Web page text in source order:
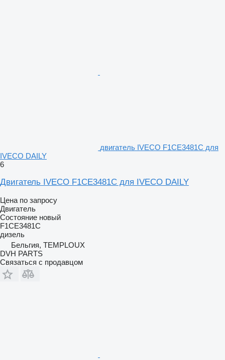
двигатель IVECO F1CE3481C для
IVECO DAILY
6
Двигатель IVECO F1CE3481C для IVECO DAILY
Цена по запросу
Двигатель
Состояние новый
F1CE3481C
дизель
Бельгия, TEMPLOUX
DVH PARTS
Связаться с продавцом